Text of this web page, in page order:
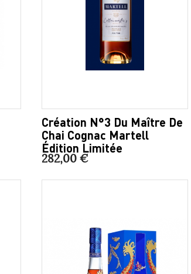
Création N°3 Du Maître De
Chai Cognac Martell
Édition Limitée
282,00 €